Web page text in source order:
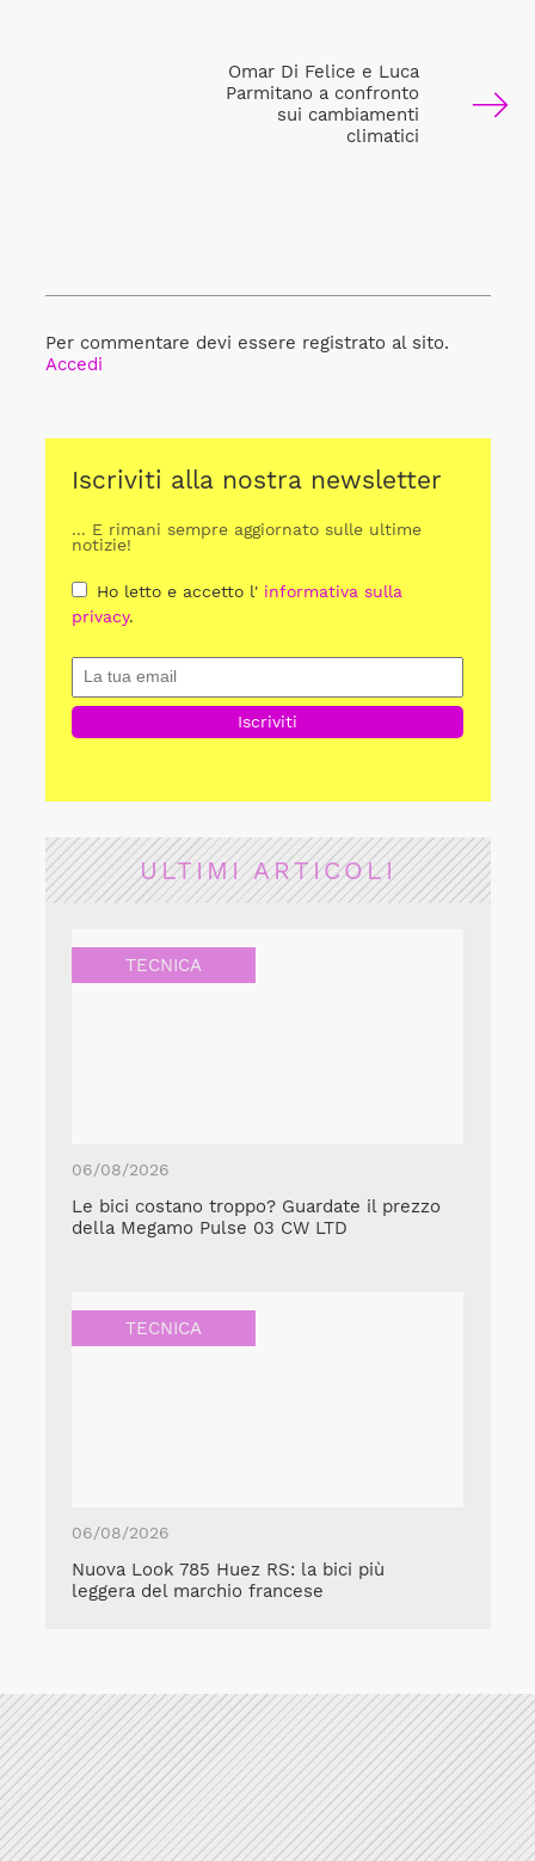
Omar Di Felice e Luca
Parmitano a confronto
sui cambiamenti
climatici
Per commentare devi essere registrato al sito.
Accedi
Iscriviti alla nostra newsletter
... E rimani sempre aggiornato sulle ultime
notizie!
Ho letto e accetto l' informativa sulla
privacy.
ULTIMI ARTICOLI
TECNICA
06/08/2026
Le bici costano troppo? Guardate il prezzo
della Megamo Pulse 03 CW LTD
TECNICA
06/08/2026
Nuova Look 785 Huez RS: la bici più
leggera del marchio francese